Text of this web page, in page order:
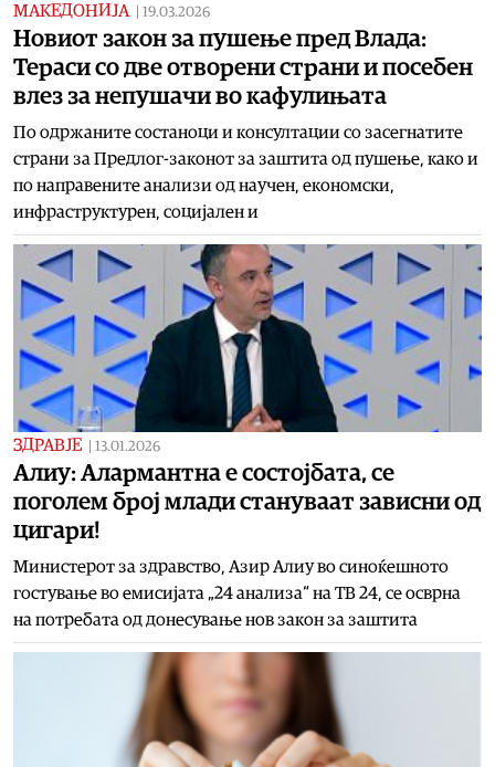
МАКЕДОНИЈА 19.03.2026
Новиот закон за пушење пред Влада:
Тераси со две отворени страни и посебен
влез за непушачи во кафулињата
По одржаните состаноци и консултации со засегнатите
страни за Предлог-законот за заштита од пушење, како и
по направените анализи од научен, економски,
инфраструктурен, социјален и
ЗДРАВЈЕ 13.01.2026
Алиу: Алармантна е состојбата, се
поголем број млади стануваат зависни од
цигари!
Министерот за здравство, Азир Алиу во синоќешното
гостување во емисијата „24 анализа“ на ТВ 24, се осврна
на потребата од донесување нов закон за заштита